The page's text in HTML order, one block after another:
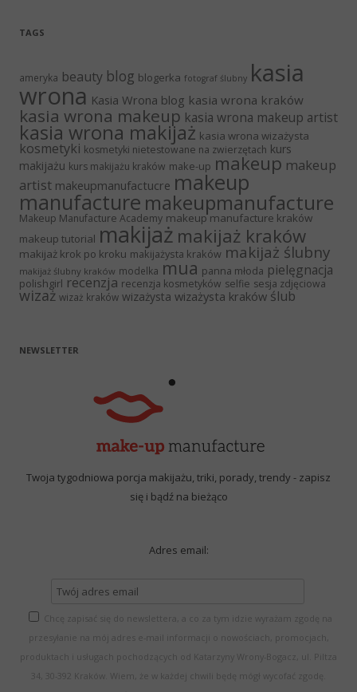
TAGS
ameryka beauty blog blogerka fotograf ślubny kasia
wrona Kasia Wrona blog kasia wrona kraków
kasia wrona makeup kasia wrona makeup artist
kasia wrona makijaż kasia wrona wizażysta
kosmetyki kosmetyki nietestowane na zwierzętach kurs
makijażu kurs makijażu kraków make-up makeup makeup
artist makeupmanufactucre makeup
manufacture makeupmanufacture
Makeup Manufacture Academy makeup manufacture kraków
makeup tutorial makijaż makijaż kraków
makijaż krok po kroku makijażysta kraków makijaż ślubny
makijaż ślubny kraków modelka mua panna młoda pielęgnacja
polishgirl recenzja recenzja kosmetyków selfie sesja zdjęciowa
wizaż wizaż kraków wizażysta wizażysta kraków ślub
NEWSLETTER
Twoja tygodniowa porcja makijażu, triki, porady, trendy - zapisz
się i bądź na bieżąco
Adres email:
Chcę zapisać się do newslettera, a co za tym idzie wyrażam zgodę na
przesyłanie na mój adres e-mail informacji o nowościach, promocjach,
produktach i usługach pochodzących od Katarzyny Wrony-Bogacz, ul. Piltza
34, 30-392 Kraków. Wiem, że w każdej chwili będę mógł wycofać zgodę.